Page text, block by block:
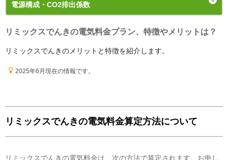
電源構成・CO2排出係数
発電手段の内訳（電源構成）
温室効果ガス排出量
データなし
リミックスでんきの電気料金プラン、特徴やメリットは？
リミックスでんきのメリットと特徴を紹介します。
2025年6月現在の情報です。
リミックスでんきの電気料金算定方法について
リミックスでんきの電気料金は、次の方法で算定されます。お申し